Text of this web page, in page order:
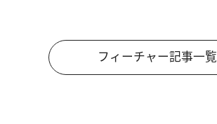
フィーチャー記事一覧